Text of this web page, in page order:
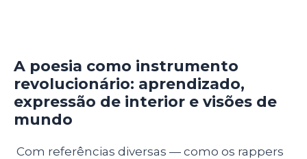
A poesia como instrumento
revolucionário: aprendizado,
expressão de interior e visões de
mundo
Com referências diversas — como os rappers